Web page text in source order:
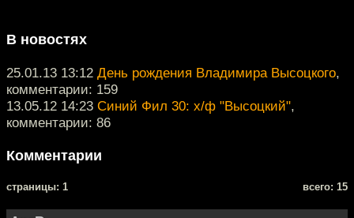
В новостях
25.01.13 13:12 День рождения Владимира Высоцкого,
комментарии: 159
13.05.12 14:23 Синий Фил 30: х/ф "Высоцкий",
комментарии: 86
Комментарии
cтраницы: 1 всего: 15